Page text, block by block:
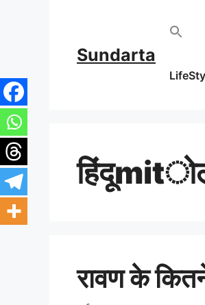
content
Sundarta
रावण के